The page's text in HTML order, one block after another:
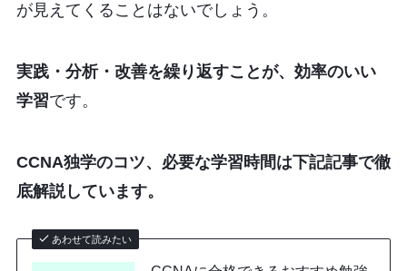
が見えてくることはないでしょう。
実践・分析・改善を繰り返すことが、効率のいい
学習です。
CCNA独学のコツ、必要な学習時間は下記記事で徹
底解説しています。
あわせて読みたい